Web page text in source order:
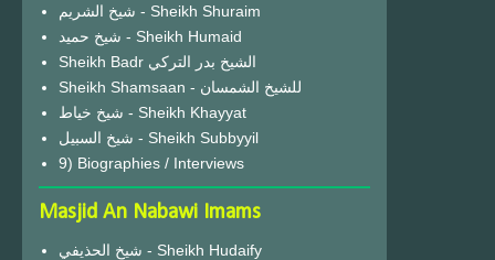
شيخ الشريم - Sheikh Shuraim
شيخ حميد - Sheikh Humaid
Sheikh Badr الشيخ بدر التركي
Sheikh Shamsaan - للشيخ الشمسان
شيخ خياط - Sheikh Khayyat
شيخ السبيل - Sheikh Subbyyil
9) Biographies / Interviews
Masjid An Nabawi Imams
شيخ الحذيفي - Sheikh Hudaify